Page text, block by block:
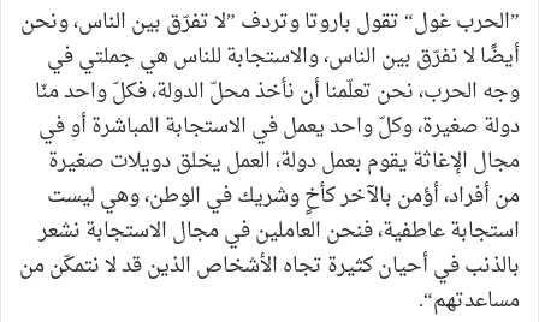
”الحرب غول“ تقول باروتا وتردف ”لا تفرّق بين الناس، ونحن
أيضًا لا نفرّق بين الناس، والاستجابة للناس هي جملتي في
وجه الحرب، نحن تعلّمنا أن نأخذ محلّ الدولة، فكلّ واحد منّا
دولة صغيرة، وكلّ واحد يعمل في الاستجابة المباشرة أو في
مجال الإغاثة يقوم بعمل دولة، العمل يخلق دويلات صغيرة
من أفراد، أؤمن بالآخر كأخٍ وشريك في الوطن، وهي ليست
استجابة عاطفية، فنحن العاملين في مجال الاستجابة نشعر
بالذنب في أحيان كثيرة تجاه الأشخاص الذين قد لا نتمكّن من
مساعدتهم“.